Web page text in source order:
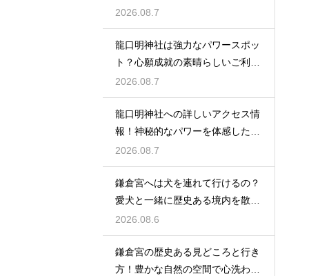
レビュー
2026.08.7
龍口明神社は強力なパワースポッ
ト？心願成就の素晴らしいご利益
を授かる
2026.08.7
龍口明神社への詳しいアクセス情
報！神秘的なパワーを体感した詳
細レビュー
2026.08.7
鎌倉宮へは犬を連れて行けるの？
愛犬と一緒に歴史ある境内を散策
するコツ
2026.08.6
鎌倉宮の歴史ある見どころと行き
方！豊かな自然の空間で心洗われ